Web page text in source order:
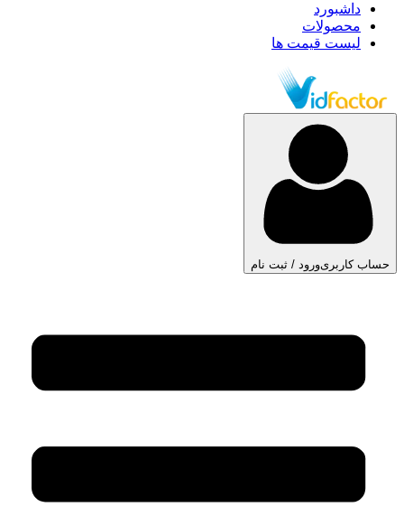
داشبورد
محصولات
لیست قیمت ها
حساب کاربریورود / ثبت نام